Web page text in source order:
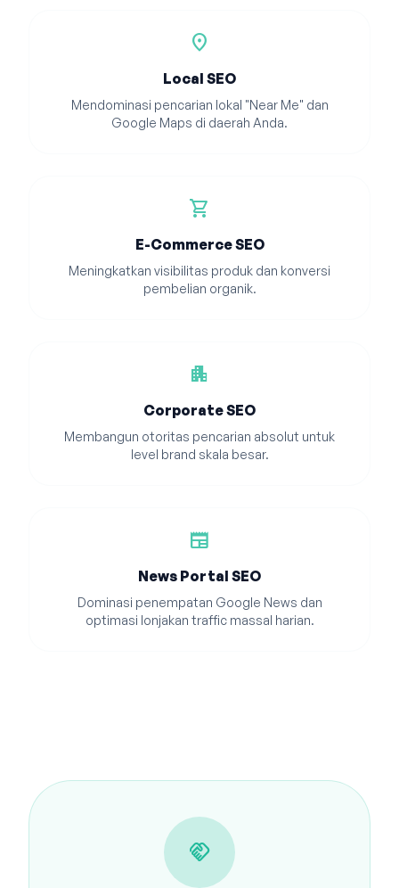
location_on
Local SEO
Mendominasi pencarian lokal "Near Me" dan
Google Maps di daerah Anda.
shopping_cart
E-Commerce SEO
Meningkatkan visibilitas produk dan konversi
pembelian organik.
apartment
Corporate SEO
Membangun otoritas pencarian absolut untuk
level brand skala besar.
newspaper
News Portal SEO
Dominasi penempatan Google News dan
optimasi lonjakan traffic massal harian.
handshake